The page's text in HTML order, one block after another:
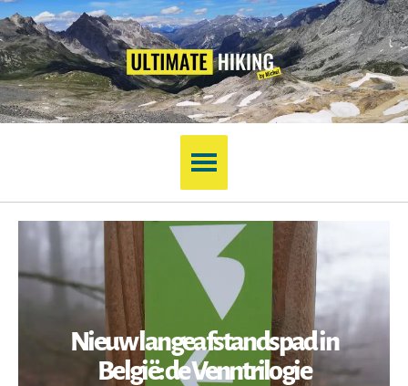
Nieuw langeafstandspad in
België: de Venntrilogie